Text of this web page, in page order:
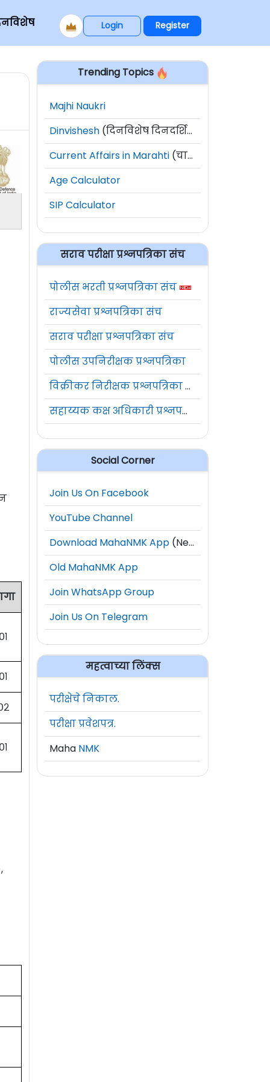
Login Register
Trending Topics
Majhi Naukri
Dinvishesh (दिनविशेष दिनदर्शिका)
Current Affairs in Marahti (चालू घडामोडी)
Age Calculator
SIP Calculator
सराव परीक्षा प्रश्नपत्रिका संच
पोलीस भरती प्रश्नपत्रिका संच
राज्यसेवा प्रश्नपत्रिका संच
सराव परीक्षा प्रश्नपत्रिका संच
पोलीस उपनिरीक्षक प्रश्नपत्रिका
विक्रीकर निरीक्षक प्रश्नपत्रिका संच
सहाय्यक कक्ष अधिकारी प्रश्नपत्रिका संच
Social Corner
Join Us On Facebook
YouTube Channel
Download MahaNMK App (New)
Old MahaNMK App
Join WhatsApp Group
Join Us On Telegram
महत्वाच्या लिंक्स
परीक्षेचे निकाल.
परीक्षा प्रवेशपत्र.
Maha NMK